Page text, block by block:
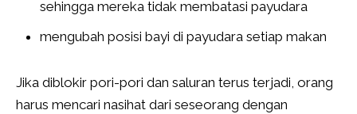
sehingga mereka tidak membatasi payudara
mengubah posisi bayi di payudara setiap makan
Jika diblokir pori-pori dan saluran terus terjadi, orang
harus mencari nasihat dari seseorang dengan